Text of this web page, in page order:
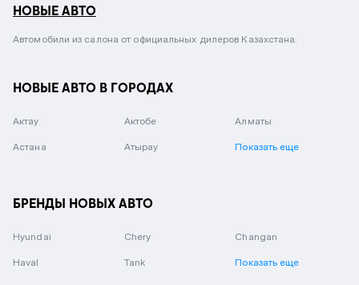
НОВЫЕ АВТО
Автомобили из салона от официальных дилеров Казахстана.
НОВЫЕ АВТО В ГОРОДАХ
Актау Актобе Алматы
Астана Атырау Показать еще
БРЕНДЫ НОВЫХ АВТО
Hyundai Chery Changan
Haval Tank Показать еще